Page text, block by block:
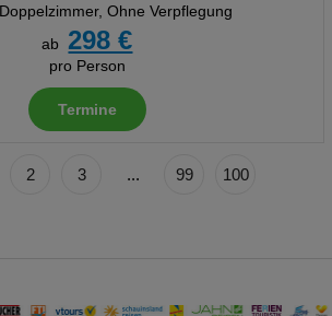
Doppelzimmer, Ohne Verpflegung
ab
298 €
pro Person
Termine
2 3 ... 99 100